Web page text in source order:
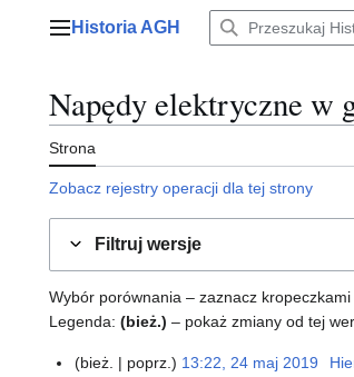
Menu główne
Historia AGH
Napędy elektryczne w
Strona
Zobacz rejestry operacji dla tej strony
Filtruj wersje
Wybór porównania – zaznacz
Legenda: (bież.) – pokaż zmiany od tej
2
bież. poprz. 13:22, 24 maj 2019